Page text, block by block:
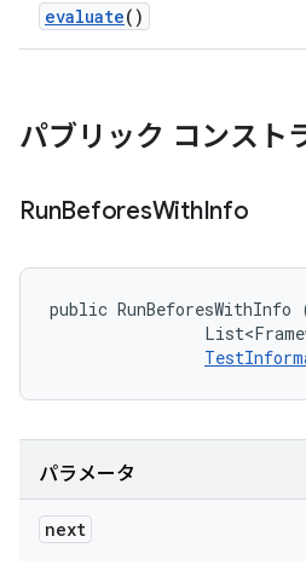
evaluate()
パブリック コンスト
RunBeforesWithInfo
public RunBeforesWithInfo
パラメータ
next